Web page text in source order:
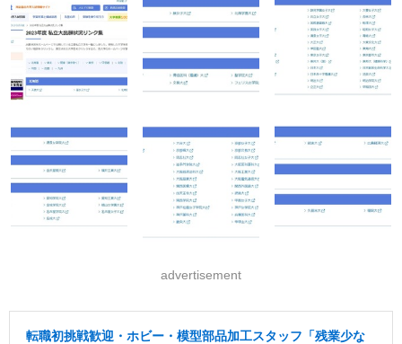
advertisement
転職初挑戦歓迎・ホビー・模型部品加工スタッフ「残業少な